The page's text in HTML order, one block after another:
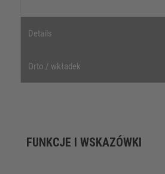
Details
Orto / wkładek
FUNKCJE I WSKAZÓWKI